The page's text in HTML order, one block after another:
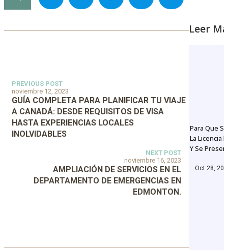
PREVIOUS POST
noviembre 12, 2023
GUÍA COMPLETA PARA PLANIFICAR TU VIAJE
A CANADÁ: DESDE REQUISITOS DE VISA
HASTA EXPERIENCIAS LOCALES
INOLVIDABLES
NEXT POST
noviembre 16, 2023
AMPLIACIÓN DE SERVICIOS EN EL
DEPARTAMENTO DE EMERGENCIAS EN
EDMONTON.
Leer
Para Que
La Licencia
Y Se
Oct 28,